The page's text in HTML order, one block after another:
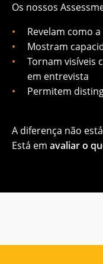
Os nossos
Revelam como
Mostram
Tornam visíveis
em entrevista
Permitem
A diferença não
Está em avaliar o